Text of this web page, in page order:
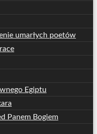
umarłych poetów
Egiptu
Panem Bogiem